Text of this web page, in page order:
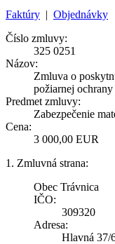
Faktúry | Objednávky
Číslo zmluvy:
325 0251
Názov:
Zmluva o
požiarnej ochrany
Predmet zmluvy:
Zabezpečenie
Cena:
3 000,00 EUR
1. Zmluvná strana:
Obec Trávnica
IČO:
309320
Adresa:
Hlavná 37/